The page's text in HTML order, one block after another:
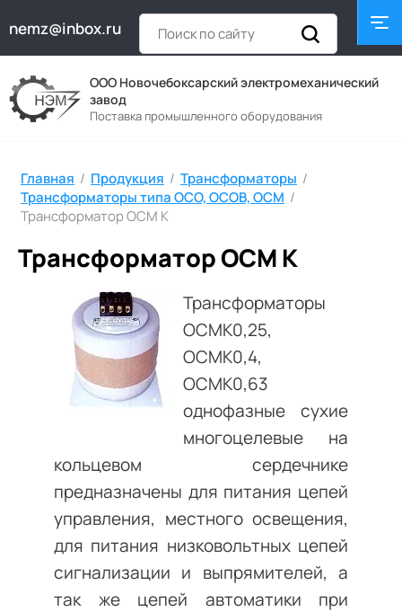
nemz@inbox.ru
ООО Новочебоксарский электромеханический
завод
Поставка промышленного оборудования
Главная / Продукция / Трансформаторы /
Трансформаторы типа ОСО, ОСОВ, ОСМ /
Трансформатор ОСМ К
Трансформатор ОСМ К
Трансформаторы
ОСМК0,25,
ОСМК0,4,
ОСМК0,63
однофазные сухие
многоцелевые на
кольцевом сердечнике
предназначены для питания цепей
управления, местного освещения,
для питания низковольтных цепей
сигнализации и выпрямителей, а
так же цепей автоматики при